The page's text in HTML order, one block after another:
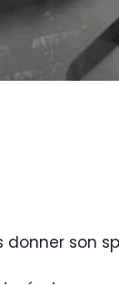
son